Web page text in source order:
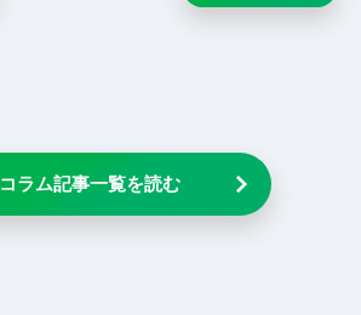
コラム記事一覧を読む